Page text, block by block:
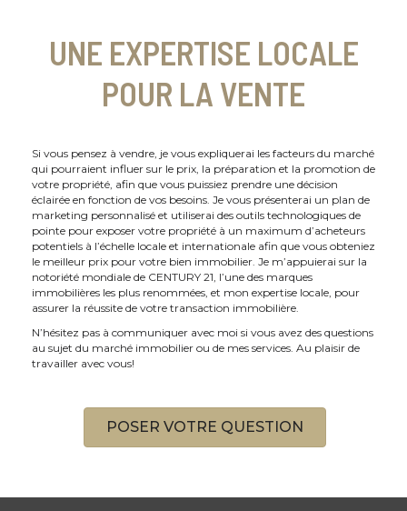
UNE EXPERTISE LOCALE
POUR LA VENTE
Si vous pensez à vendre, je vous expliquerai les facteurs du marché
qui pourraient influer sur le prix, la préparation et la promotion de
votre propriété, afin que vous puissiez prendre une décision
éclairée en fonction de vos besoins. Je vous présenterai un plan de
marketing personnalisé et utiliserai des outils technologiques de
pointe pour exposer votre propriété à un maximum d’acheteurs
potentiels à l’échelle locale et internationale afin que vous obteniez
le meilleur prix pour votre bien immobilier. Je m’appuierai sur la
notoriété mondiale de CENTURY 21, l’une des marques
immobilières les plus renommées, et mon expertise locale, pour
assurer la réussite de votre transaction immobilière.
N’hésitez pas à communiquer avec moi si vous avez des questions
au sujet du marché immobilier ou de mes services. Au plaisir de
travailler avec vous!
POSER VOTRE QUESTION